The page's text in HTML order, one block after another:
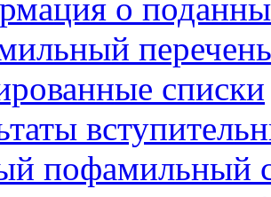
о
списки
пофамильный